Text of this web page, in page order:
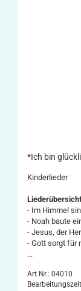
*Ich bin
Kinderlieder
- Im Himmel
- Noah baute
- Jesus, der
- Gott sorgt für
...
Art.Nr.: 04010